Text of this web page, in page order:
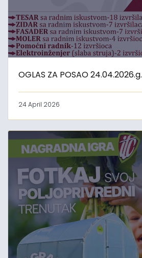
OGLAS ZA POSAO 24.04.2026.g.
24 April 2026